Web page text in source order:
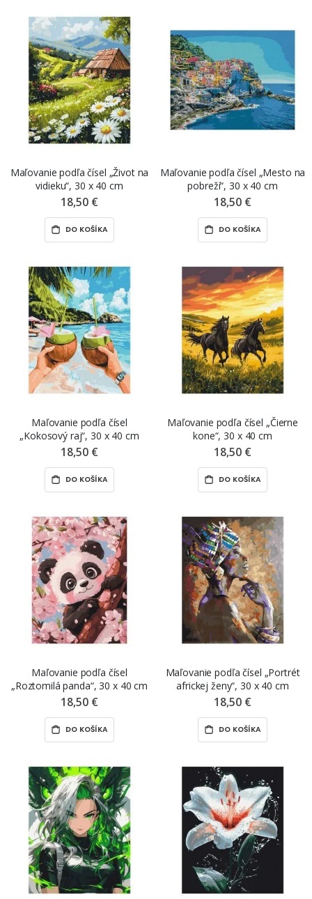
Maľovanie podľa čísel „Život na
vidieku“, 30 x 40 cm
18,50 €
DO KOŠÍKA
Maľovanie podľa čísel „Mesto na
pobreží“, 30 x 40 cm
18,50 €
DO KOŠÍKA
Maľovanie podľa čísel
„Kokosový raj“, 30 x 40 cm
18,50 €
DO KOŠÍKA
Maľovanie podľa čísel „Čierne
kone“, 30 x 40 cm
18,50 €
DO KOŠÍKA
Maľovanie podľa čísel
„Roztomilá panda“, 30 x 40 cm
18,50 €
DO KOŠÍKA
Maľovanie podľa čísel „Portrét
africkej ženy“, 30 x 40 cm
18,50 €
DO KOŠÍKA